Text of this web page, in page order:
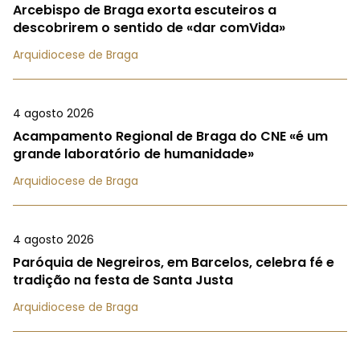
Arcebispo de Braga exorta escuteiros a
descobrirem o sentido de «dar comVida»
Arquidiocese de Braga
4 agosto 2026
Acampamento Regional de Braga do CNE «é um
grande laboratório de humanidade»
Arquidiocese de Braga
4 agosto 2026
Paróquia de Negreiros, em Barcelos, celebra fé e
tradição na festa de Santa Justa
Arquidiocese de Braga